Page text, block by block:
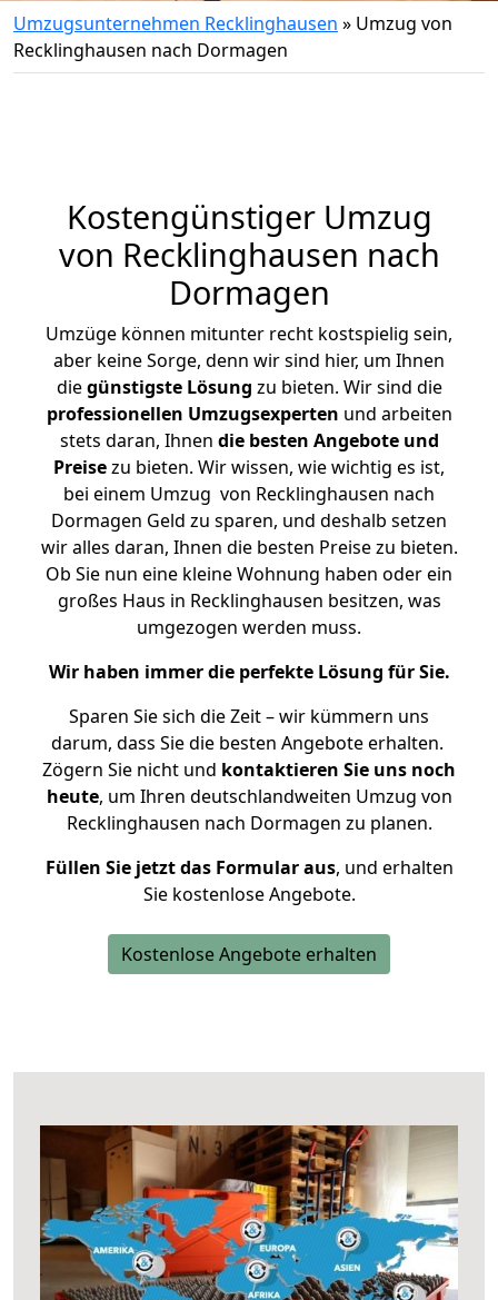
Umzugsunternehmen Recklinghausen » Umzug von
Recklinghausen nach Dormagen
Kostengünstiger Umzug
von Recklinghausen nach
Dormagen
Umzüge können mitunter recht kostspielig sein,
aber keine Sorge, denn wir sind hier, um Ihnen
diegünstigste Lösung zu bieten. Wir sind die
professionellen Umzugsexperten und arbeiten
stets daran, Ihnen die besten Angebote und
Preisezu bieten. Wir wissen, wie wichtig es ist,
bei einem Umzug von Recklinghausen nach
Dormagen Geld zu sparen, und deshalb setzen
wir alles daran, Ihnen die besten Preise zu bieten.
Ob Sie nun eine kleine Wohnung haben oder ein
großes Haus in Recklinghausen besitzen, was
umgezogen werden muss.
Wir haben immer die perfekte Lösung für Sie.
Sparen Sie sich die Zeit – wir kümmern uns
darum, dass Sie die besten Angebote erhalten.
Zögern Sie nicht und kontaktieren Sie uns noch
heute, um Ihren deutschlandweiten Umzug von
Recklinghausen nach Dormagen zu planen.
Füllen Sie jetzt das Formular aus, und erhalten
Sie kostenlose Angebote.
Kostenlose Angebote erhalten